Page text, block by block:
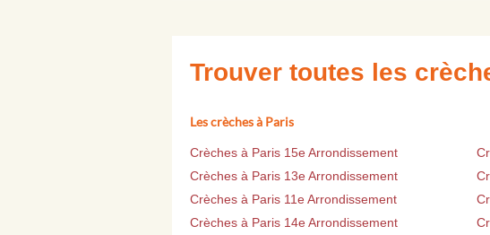
Trouver toutes les
Les crèches à Paris
Crèches à Paris 15e Arrondissement
Crèches à Paris 13e Arrondissement
Crèches à Paris 11e Arrondissement
Crèches à Paris 14e Arrondissement